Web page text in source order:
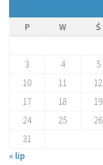
P
W Ś
3
4 5
10
11 12
17
18 19
24
25 26
31
« lip